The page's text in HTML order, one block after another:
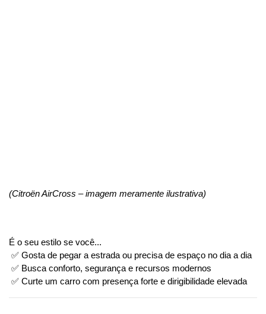
(Citroën AirCross – imagem meramente ilustrativa)
É o seu estilo se você...
✅ Gosta de pegar a estrada ou precisa de espaço no dia a dia
✅ Busca conforto, segurança e recursos modernos
✅ Curte um carro com presença forte e dirigibilidade elevada